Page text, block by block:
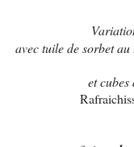
avec tuile de sorbet
et cubes